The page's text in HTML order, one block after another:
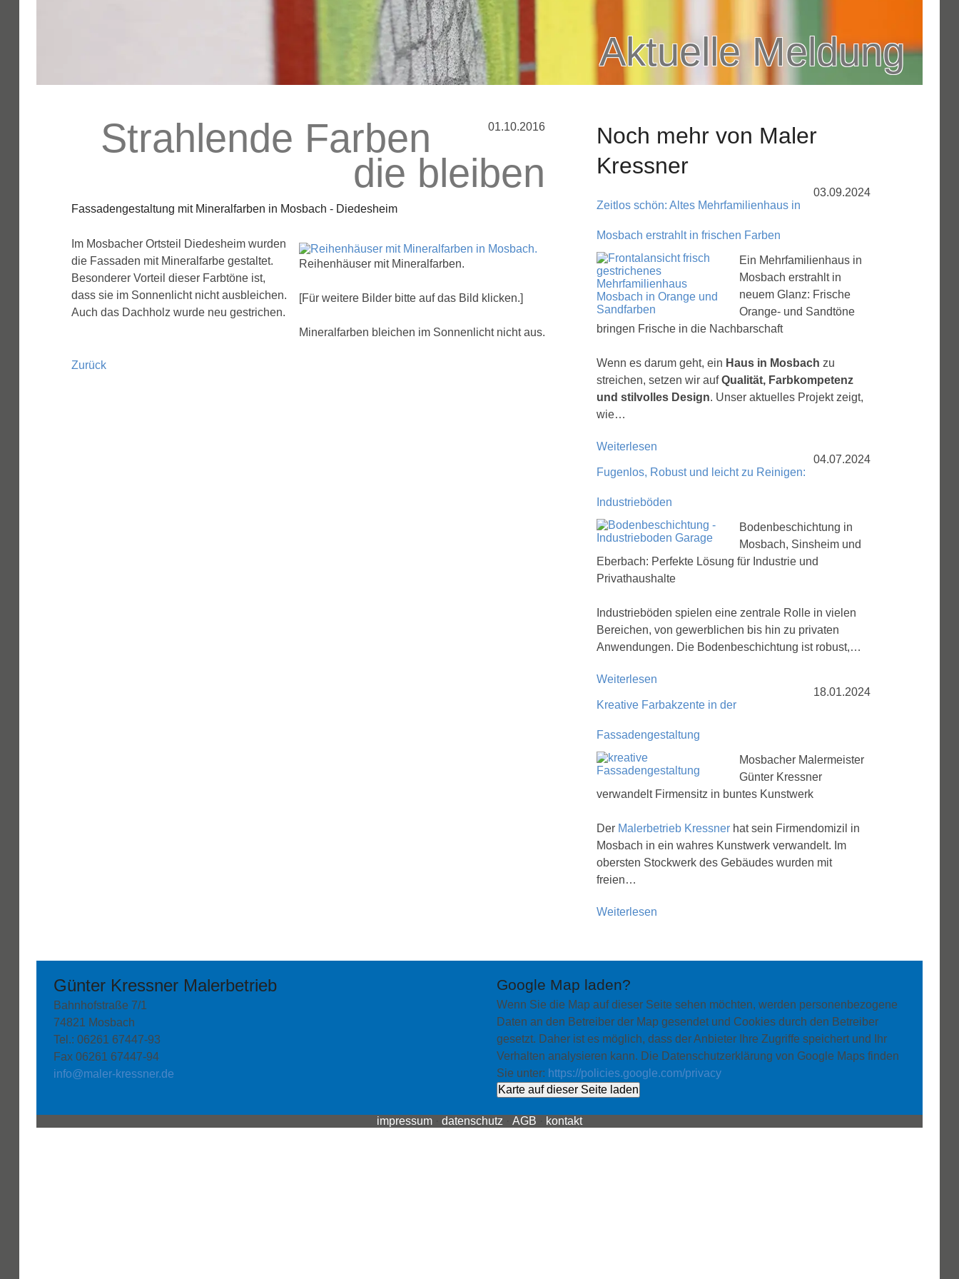
Aktuelle Meldung
01.10.2016
Strahlende Farben
die bleiben
Fassadengestaltung mit Mineralfarben in Mosbach - Diedesheim
Reihenhäuser mit Mineralfarben.
[Für weitere Bilder bitte auf das Bild klicken.]
Mineralfarben bleichen im Sonnenlicht nicht aus.
Im Mosbacher Ortsteil Diedesheim wurden
die Fassaden mit Mineralfarbe gestaltet.
Besonderer Vorteil dieser Farbtöne ist,
dass sie im Sonnenlicht nicht ausbleichen.
Auch das Dachholz wurde neu gestrichen.
Zurück
Noch mehr von Maler
Kressner
03.09.2024
Zeitlos schön: Altes Mehrfamilienhaus in
Mosbach erstrahlt in frischen Farben
Ein Mehrfamilienhaus in
Mosbach erstrahlt in
neuem Glanz: Frische
Orange- und Sandtöne
bringen Frische in die Nachbarschaft
Wenn es darum geht, ein Haus in Mosbach zu
streichen, setzen wir aufQualität, Farbkompetenz
und stilvolles Design. Unser aktuelles Projekt zeigt,
wie…
Weiterlesen
04.07.2024
Fugenlos, Robust und leicht zu Reinigen:
Industrieböden
Bodenbeschichtung in
Mosbach, Sinsheim und
Eberbach: Perfekte Lösung für Industrie und
Privathaushalte
Industrieböden spielen eine zentrale Rolle in vielen
Bereichen, von gewerblichen bis hin zu privaten
Anwendungen. Die Bodenbeschichtung ist robust,…
Weiterlesen
18.01.2024
Kreative Farbakzente in der
Fassadengestaltung
Mosbacher Malermeister
Günter Kressner
verwandelt Firmensitz in buntes Kunstwerk
Der Malerbetrieb Kressner hat sein Firmendomizil in
Mosbach in ein wahres Kunstwerk verwandelt. Im
obersten Stockwerk des Gebäudes wurden mit
freien…
Weiterlesen
Günter Kressner Malerbetrieb
Bahnhofstraße 7/1
74821 Mosbach
Tel.: 06261 67447-93
Fax 06261 67447-94
info@maler-kressner.de
Google Map laden?
Wenn Sie die Map auf dieser Seite sehen möchten, werden personenbezogene
Daten an den Betreiber der Map gesendet und Cookies durch den Betreiber
gesetzt. Daher ist es möglich, dass der Anbieter Ihre Zugriffe speichert und Ihr
Verhalten analysieren kann. Die Datenschutzerklärung von Google Maps finden
Sie unter: https://policies.google.com/privacy
Karte auf dieser Seite laden
impressum· datenschutz AGB kontakt